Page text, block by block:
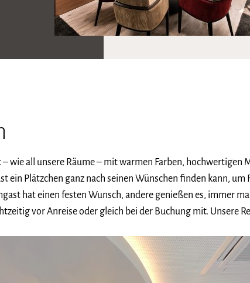
wie all unsere Räume – mit warmen Farben, hochwertigen
ein Plätzchen ganz nach seinen Wünschen finden kann, um
hat einen festen Wunsch, andere genießen es, immer
vor Anreise oder gleich bei der Buchung mit. Unsere